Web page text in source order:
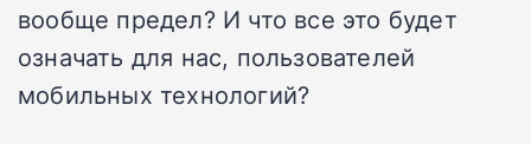
вообще предел? И что все это будет
означать для нас, пользователей
мобильных технологий?